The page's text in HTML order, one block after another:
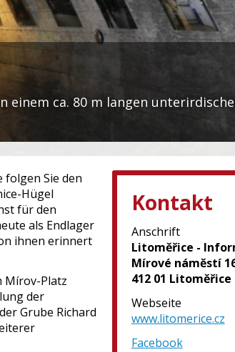
ca. 80 m langen
folgen Sie den
Hügel
für den
als Endlager
ihnen erinnert
Mírov-Platz
der
Grube Richard
Kontakt
Anschrift
Litoměřice -
Mírové náměstí
412 01 Litoměřice
Webseite
www.litomerice.cz
Facebook